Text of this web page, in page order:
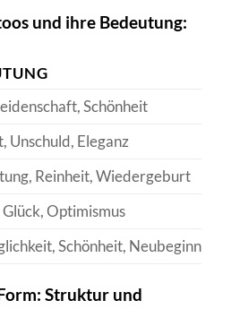
und ihre Bedeutung:
Schönheit
Unschuld, Eleganz
Reinheit, Wiedergeburt
Optimismus
Schönheit, Neubeginn
Struktur und